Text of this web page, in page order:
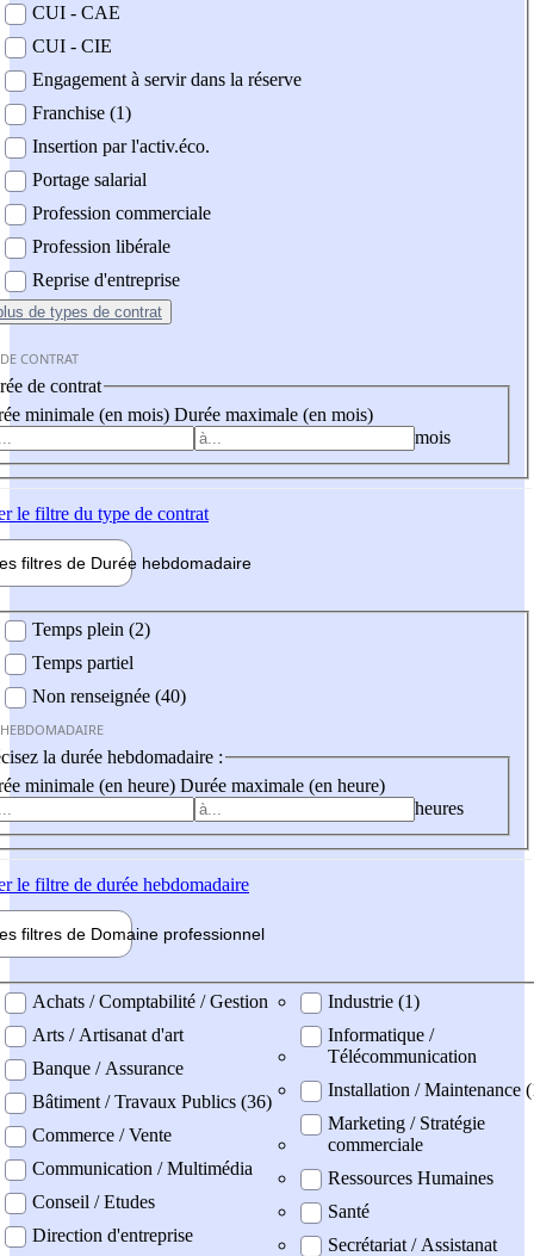
CUI - CAE
CUI - CIE
Engagement à servir dans la réserve
Franchise (1)
Insertion par l'activ.éco.
Portage salarial
Profession commerciale
Profession libérale
Reprise d'entreprise
de types de contrat
CONTRAT
de contrat
minimale (en mois) Durée maximale (en mois)
mois
le filtre du type de contrat
filtres de Durée hebdomadaire
Temps plein (2)
Temps partiel
Non renseignée (40)
la durée hebdomadaire :
minimale (en heure) Durée maximale (en heure)
heures
le filtre de durée hebdomadaire
filtres de Domaine professionnel
professionel
Achats / Comptabilité / Gestion
Arts / Artisanat d'art
Banque / Assurance
Bâtiment / Travaux Publics (36)
Commerce / Vente
Communication / Multimédia
Conseil / Etudes
Direction d'entreprise
Industrie (1)
Informatique /
Télécommunication
Installation / Maintenance
Marketing / Stratégie
commerciale
Ressources Humaines
Santé
Secrétariat / Assistanat